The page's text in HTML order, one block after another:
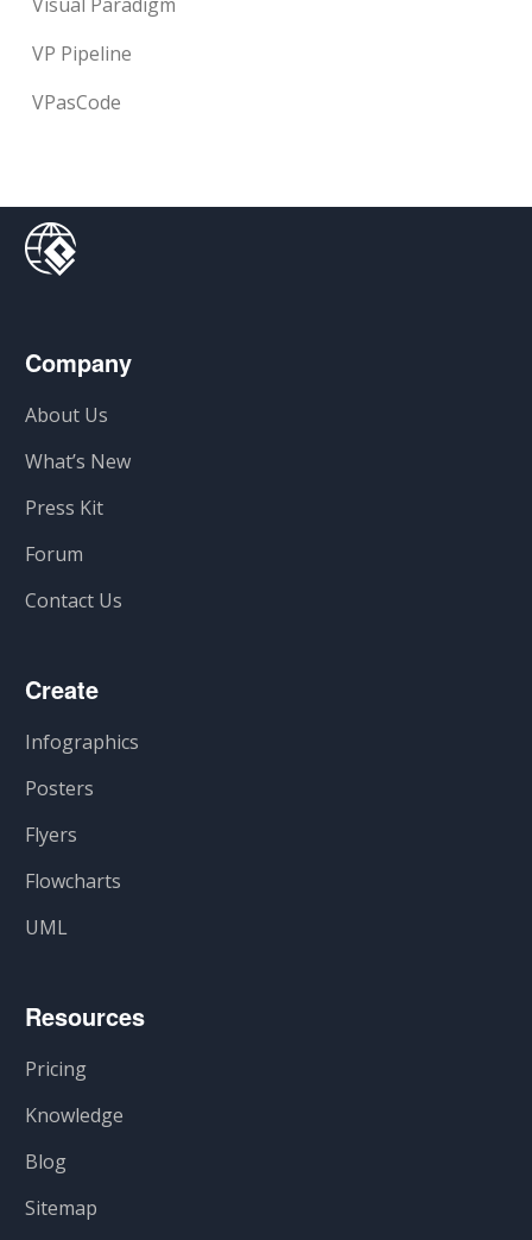
VP Pipeline
VPasCode
Company
About Us
What’s New
Press Kit
Forum
Contact Us
Create
Infographics
Posters
Flyers
Flowcharts
UML
Resources
Pricing
Knowledge
Blog
Sitemap